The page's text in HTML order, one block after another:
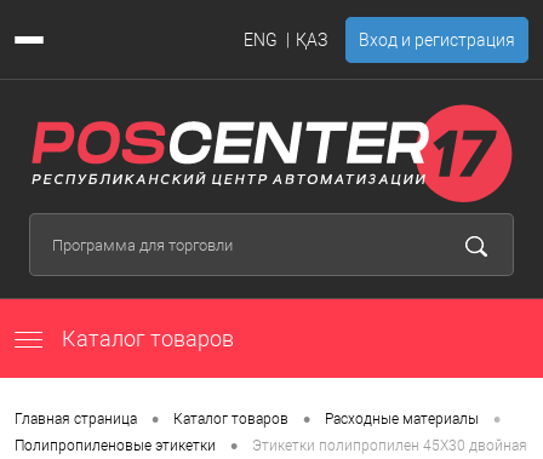
ENG ҚАЗ Вход и регистрация
Каталог товаров
Главная страница • Каталог товаров • Расходные материалы •
Полипропиленовые этикетки • Этикетки полипропилен 45Х30 двойная